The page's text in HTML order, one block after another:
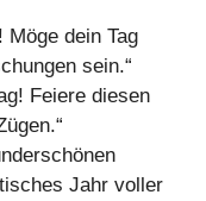
Möge dein Tag
sein.“
Feiere diesen
Jahr voller